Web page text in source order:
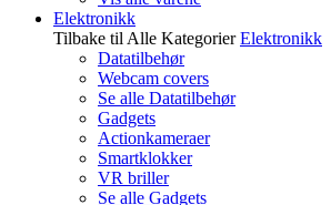
Elektronikk
Tilbake til Alle Kategorier Elektronikk
Datatilbehør
Webcam covers
Se alle Datatilbehør
Gadgets
Actionkameraer
Smartklokker
VR briller
Se alle Gadgets